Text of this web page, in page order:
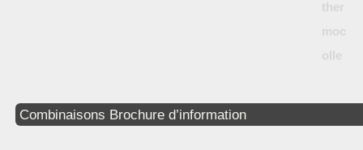
Combinaisons Brochure d’information